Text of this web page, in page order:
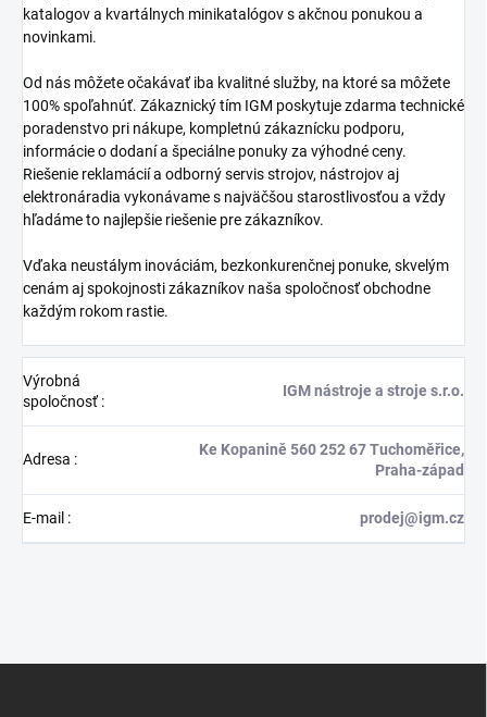
katalogov a kvartálnych minikatalógov s akčnou ponukou a
novinkami.
Od nás môžete očakávať iba kvalitné služby, na ktoré sa môžete
100% spoľahnúť. Zákaznický tím IGM poskytuje zdarma technické
poradenstvo pri nákupe, kompletnú zákaznícku podporu,
informácie o dodaní a špeciálne ponuky za výhodné ceny.
Riešenie reklamácií a odborný servis strojov, nástrojov aj
elektronáradia vykonávame s najväčšou starostlivosťou a vždy
hľadáme to najlepšie riešenie pre zákazníkov.
Vďaka neustálym inováciám, bezkonkurenčnej ponuke, skvelým
cenám aj spokojnosti zákazníkov naša spoločnosť obchodne
každým rokom rastie.
Výrobná
spoločnosť:
IGM nástroje a stroje s.r.o.
Adresa :
Ke Kopanině 560 252 67 Tuchoměřice,
Praha-západ
E-mail : prodej@igm.cz